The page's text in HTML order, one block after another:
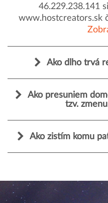
46.229.238.141
www.hostcreators.sk
Ako dlho trvá
Ako presuniem
tzv.
Ako zistím komu